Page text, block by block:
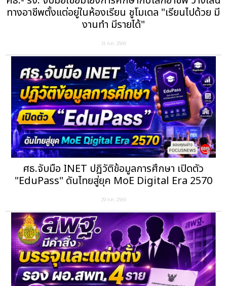
ทางอาชีพตั้งแต่อยู่ในห้องเรียน ชูโมเดล "เรียนไปด้วย มี
งานทำ มีรายได้"
31 ก.ค. 2569
ศธ.จับมือ INET ปฏิวัติข้อมูลการศึกษา เปิดตัว
"EduPass" ดันไทยสู่ยุค MoE Digital Era 2570
29 ก.ค. 2569